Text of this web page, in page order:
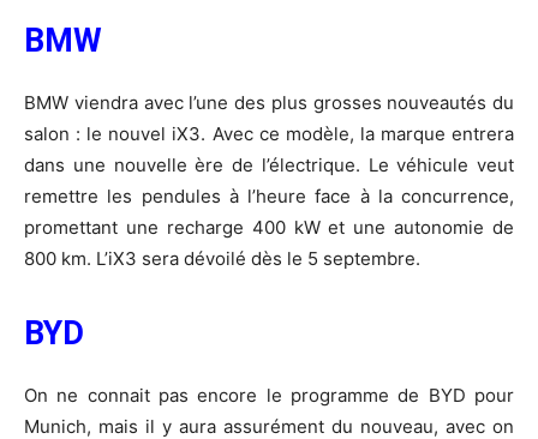
BMW
BMW viendra avec l’une des plus grosses nouveautés du
salon : le nouvel iX3. Avec ce modèle, la marque entrera
dans une nouvelle ère de l’électrique. Le véhicule veut
remettre les pendules à l’heure face à la concurrence,
promettant une recharge 400 kW et une autonomie de
800 km. L’iX3 sera dévoilé dès le 5 septembre.
BYD
On ne connait pas encore le programme de BYD pour
Munich, mais il y aura assurément du nouveau, avec on